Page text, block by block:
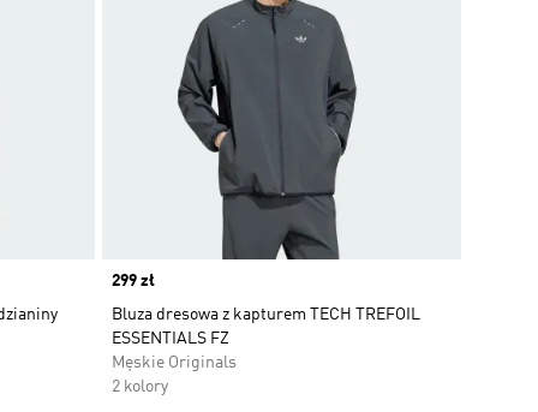
Price
299 zł
Bluza dresowa z kapturem TECH TREFOIL
ESSENTIALS FZ
Męskie Originals
2 kolory